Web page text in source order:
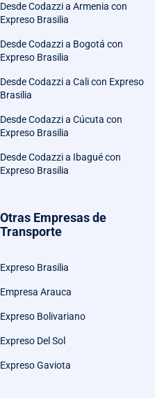
Desde Codazzi a Armenia con
Expreso Brasilia
Desde Codazzi a Bogotá con
Expreso Brasilia
Desde Codazzi a Cali con Expreso
Brasilia
Desde Codazzi a Cúcuta con
Expreso Brasilia
Desde Codazzi a Ibagué con
Expreso Brasilia
Otras Empresas de
Transporte
Expreso Brasilia
Empresa Arauca
Expreso Bolivariano
Expreso Del Sol
Expreso Gaviota